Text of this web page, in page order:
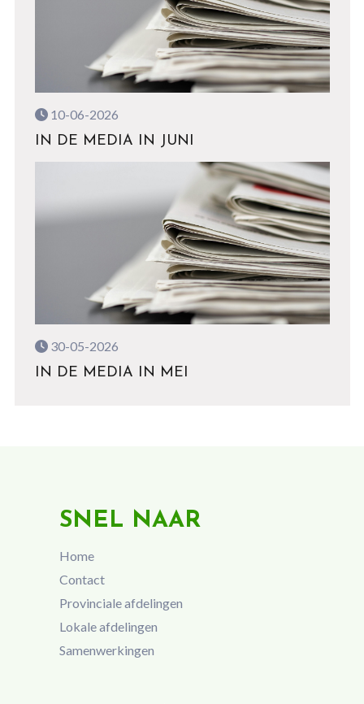
10-06-2026
IN DE MEDIA IN JUNI
30-05-2026
IN DE MEDIA IN MEI
SNEL NAAR
Home
Contact
Provinciale afdelingen
Lokale afdelingen
Samenwerkingen